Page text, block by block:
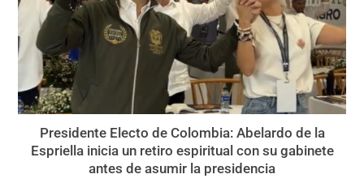
Presidente Electo de Colombia: Abelardo de la
Espriella inicia un retiro espiritual con su gabinete
antes de asumir la presidencia